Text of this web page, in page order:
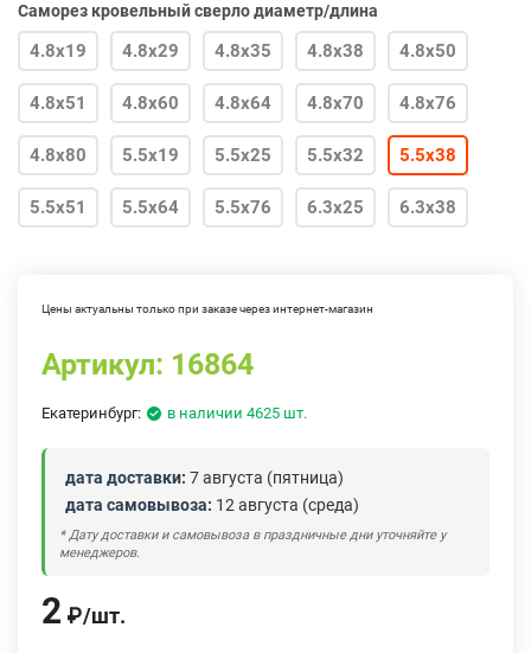
Саморез кровельный сверло диаметр/длина
4.8х19 4.8х29 4.8х35 4.8х38 4.8х50
4.8х51 4.8х60 4.8х64 4.8х70 4.8х76
4.8х80 5.5х19 5.5х25 5.5х32 5.5х38
5.5х51 5.5х64 5.5х76 6.3х25 6.3х38
Цены актуальны только при заказе через интернет-магазин
Артикул: 16864
Екатеринбург: в наличии 4625 шт.
дата доставки: 7 августа (пятница)
дата самовывоза: 12 августа (среда)
* Дату доставки и самовывоза в праздничные дни уточняйте у
менеджеров.
2 ₽/шт.